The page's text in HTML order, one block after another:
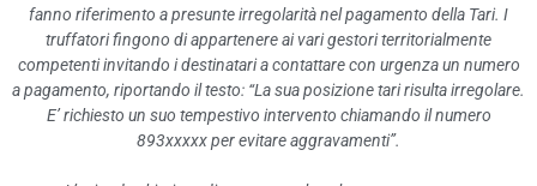
Dati relativi ai premi
ENTI CONTROLLATI
Enti pubblici vigilati
Società partecipate
fanno riferimento a presunte irregolarità nel pagamento della Tari. I
truffatori fingono di appartenere ai vari gestori territorialmente
competenti invitando i destinatari a contattare con urgenza un numero
a pagamento, riportando il testo: “La sua posizione tari risulta irregolare.
E’ richiesto un suo tempestivo intervento chiamando il numero
893xxxxx per evitare aggravamenti”.